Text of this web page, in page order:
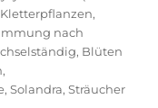
Kletterpflanzen,
nach
, Blüten
,
,Solandra,Sträucher